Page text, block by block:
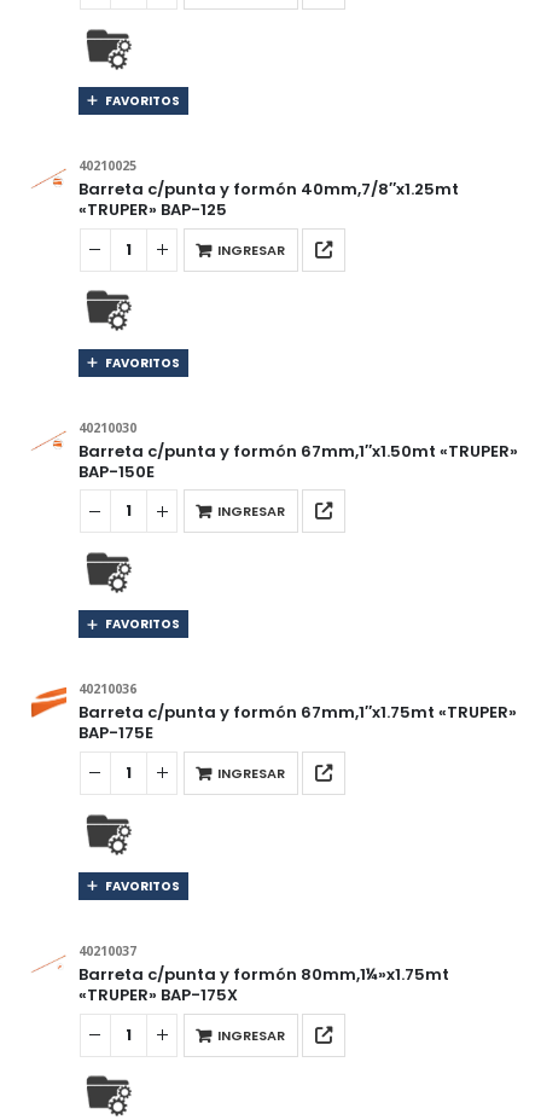
FAVORITOS
40210025
Barreta c/punta y formón 40mm,7/8″x1.25mt
«TRUPER» BAP-125
INGRESAR
FAVORITOS
40210030
Barreta c/punta y formón 67mm,1″x1.50mt «TRUPER»
BAP-150E
INGRESAR
FAVORITOS
40210036
Barreta c/punta y formón 67mm,1″x1.75mt «TRUPER»
BAP-175E
INGRESAR
FAVORITOS
40210037
Barreta c/punta y formón 80mm,1¼»x1.75mt
«TRUPER» BAP-175X
INGRESAR